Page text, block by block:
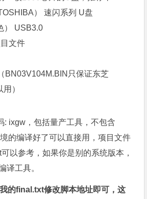
） 速闪系列 U盘
） USB3.0
文件
BN03V104M.BIN只保证东芝
）
: ixgw，包括量产工具，不包含
的编译好了可以直接用，项目文件
以参考，如果你是别的系统版本，
译工具。
的final.txt修改脚本地址即可，这